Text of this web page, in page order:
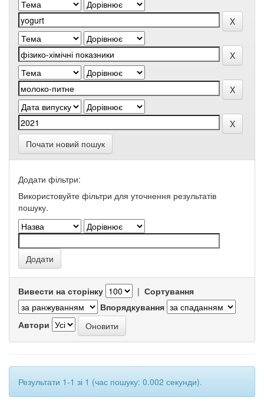
Почати новий пошук
Додати фільтри:
Використовуйте фільтри для уточнення результатів
пошуку.
Вивести на сторінку | Сортування
Впорядкування
Автори
Результати 1-1 зі 1 (час пошуку: 0.002 секунди).